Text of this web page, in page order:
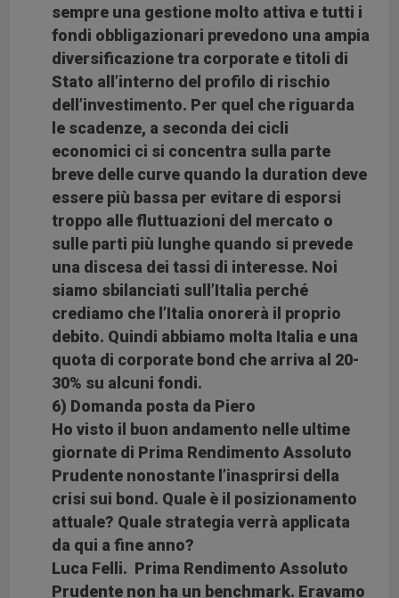
sempre una gestione molto attiva e tutti i
fondi obbligazionari prevedono una ampia
diversificazione tra corporate e titoli di
Stato all’interno del profilo di rischio
dell’investimento. Per quel che riguarda
le scadenze, a seconda dei cicli
economici ci si concentra sulla parte
breve delle curve quando la duration deve
essere più bassa per evitare di esporsi
troppo alle fluttuazioni del mercato o
sulle parti più lunghe quando si prevede
una discesa dei tassi di interesse. Noi
siamo sbilanciati sull’Italia perché
crediamo che l’Italia onorerà il proprio
debito. Quindi abbiamo molta Italia e una
quota di corporate bond che arriva al 20-
30% su alcuni fondi.
6) Domanda posta da Piero
Ho visto il buon andamento nelle ultime
giornate di Prima Rendimento Assoluto
Prudente nonostante l’inasprirsi della
crisi sui bond. Quale è il posizionamento
attuale? Quale strategia verrà applicata
da qui a fine anno?
Luca Felli. Prima Rendimento Assoluto
Prudente non ha un benchmark. Eravamo